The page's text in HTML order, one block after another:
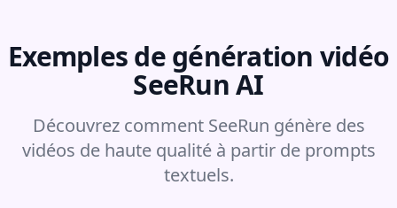
Exemples de génération vidéo
SeeRun AI
Découvrez comment SeeRun génère des
vidéos de haute qualité à partir de prompts
textuels.